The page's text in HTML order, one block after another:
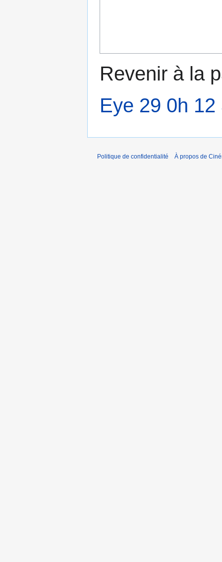
Revenir à la
Eye 29 0h
Politique de confidentialité À propos de